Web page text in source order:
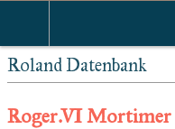
Roland Datenbank
Roger.VI Mortimer